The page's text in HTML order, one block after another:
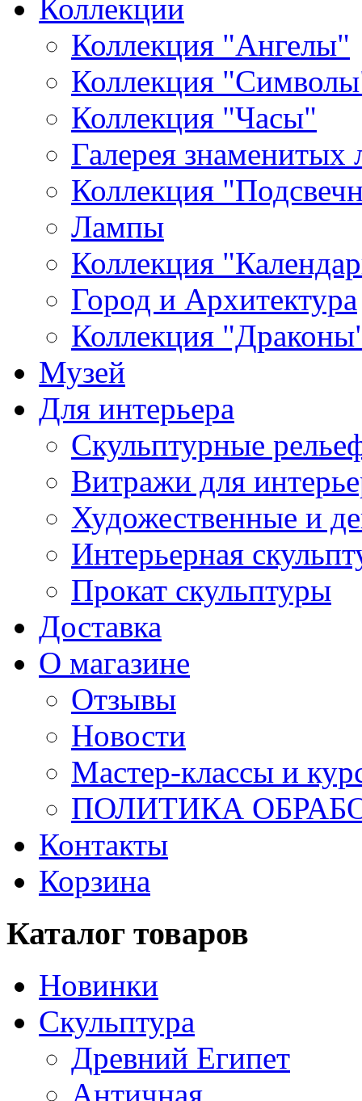
Коллекции
Коллекция "Ангелы"
Коллекция
Коллекция "Часы"
Галерея знаменитых
Коллекция
Лампы
Коллекция
Город и Архитектура
Коллекция
Музей
Для интерьера
Скульптурные
Витражи для
Художественные и
Интерьерная
Прокат скульптуры
Доставка
О магазине
Отзывы
Новости
Мастер-классы и
ПОЛИТИКА
Контакты
Корзина
Каталог товаров
Новинки
Скульптура
Древний Египет